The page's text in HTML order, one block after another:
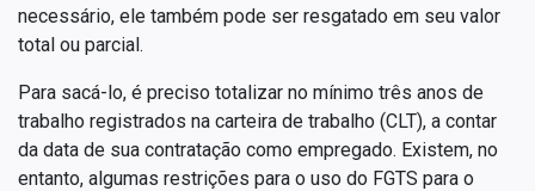
necessário, ele também pode ser resgatado em seu valor
total ou parcial.
Para sacá-lo, é preciso totalizar no mínimo três anos de
trabalho registrados na carteira de trabalho (CLT), a contar
da data de sua contratação como empregado. Existem, no
entanto, algumas restrições para o uso do FGTS para o